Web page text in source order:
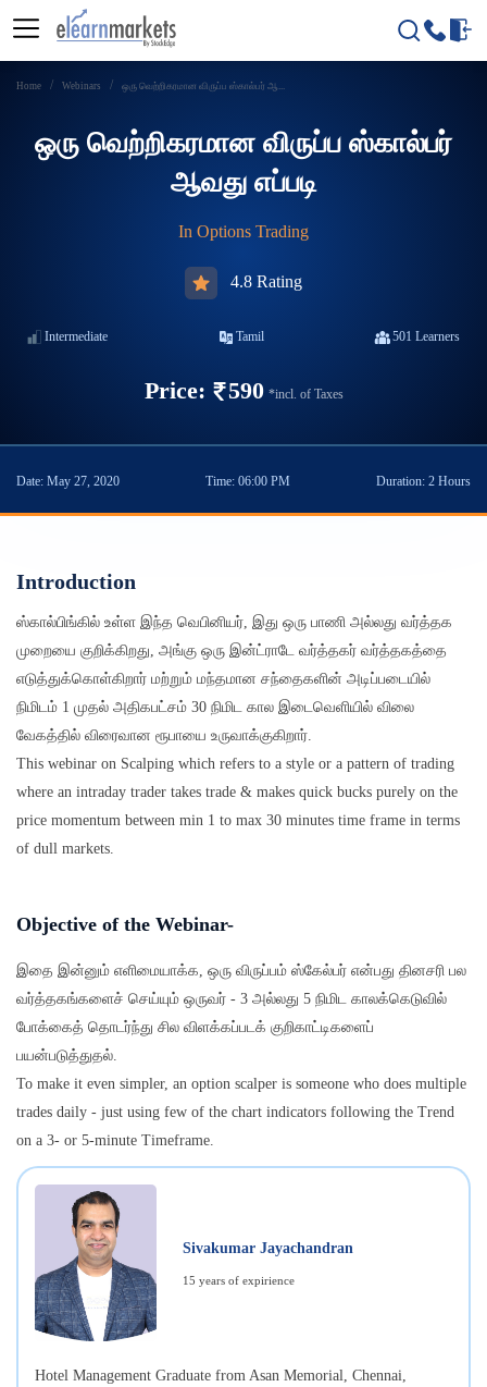
Home Webinars ஒரு வெற்றிகரமான விருப்ப ஸ்கால்பர் ஆ...
ஒரு வெற்றிகரமான விருப்ப ஸ்கால்பர்
ஆவது எப்படி
In Options Trading
4.8 Rating
Intermediate Tamil 501 Learners
Price: 590 *incl. of Taxes
Date: May 27, 2020 Time: 06:00 PM Duration:2 Hours
Introduction
ஸ்கால்பிங்கில் உள்ள இந்த வெபினியர், இது ஒரு பாணி அல்லது வர்த்தக
முறையை குறிக்கிறது, அங்கு ஒரு இன்ட்ராடே வர்த்தகர் வர்த்தகத்தை
எடுத்துக்கொள்கிறார் மற்றும் மந்தமான சந்தைகளின் அடிப்படையில்
நிமிடம் 1 முதல் அதிகபட்சம் 30 நிமிட கால இடைவெளியில் விலை
வேகத்தில் விரைவான ரூபாயை உருவாக்குகிறார்.
This webinar on Scalping which refers to a style or a pattern of trading
where an intraday trader takes trade & makes quick bucks purely on the
price momentum between min 1 to max 30 minutes time frame in terms
of dull markets.
Objective of the Webinar-
இதை இன்னும் எளிமையாக்க, ஒரு விருப்பம் ஸ்கேல்பர் என்பது தினசரி பல
வர்த்தகங்களைச் செய்யும் ஒருவர் - 3 அல்லது 5 நிமிட காலக்கெடுவில்
போக்கைத் தொடர்ந்து சில விளக்கப்படக் குறிகாட்டிகளைப்
பயன்படுத்துதல்.
To make it even simpler, an option scalper is someone who does multiple
trades daily - just using few of the chart indicators following the Trend
on a 3- or 5-minute Timeframe.
Sivakumar Jayachandran
15 years of expirience
Hotel Management Graduate from Asan Memorial, Chennai,